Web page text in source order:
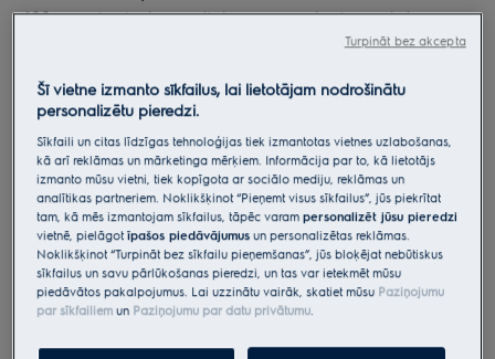
100 grami sviesta + neliela rezerve, ko izmantot
8 svaigas, sasmalcinātas salvijas lapas
Sāls
Melnie pipari
Šī vietne izmanto sīkfailus, lai lietotājam nodrošinātu
personalizētu pieredzi.
Sīkfaili un citas līdzīgas tehnoloģijas tiek izmantotas vietnes uzlabošanas,
kā arī reklāmas un mārketinga mērķiem. Informācija par to, kā lietotājs
izmanto mūsu vietni, tiek kopīgota ar sociālo mediju, reklāmas un
analītikas partneriem. Noklikšķinot “Pieņemt visus sīkfailus”, jūs piekrītat
tam, kā mēs izmantojam sīkfailus, tāpēc varampersonalizēt jūsu pieredzi
vietnē, pielāgotīpašos piedāvājumus un personalizētas reklāmas.
Noklikšķinot “Turpināt bez sīkfailu pieņemšanas”, jūs bloķējat nebūtiskus
sīkfailus un savu pārlūkošanas pieredzi, un tas var ietekmēt mūsu
piedāvātos pakalpojumus. Lai uzzinātu vairāk, skatiet mūsu Paziņojumu
par sīkfailiem un Paziņojumu par datu privātumu.
Turpināt bez akcepta